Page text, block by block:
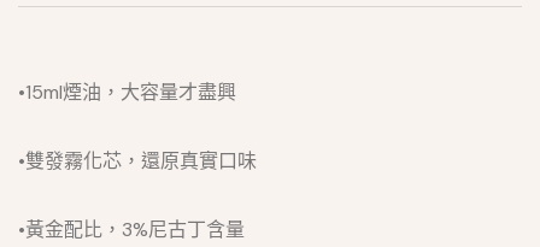
•15ml煙油，大容量才盡興
•雙發霧化芯，還原真實口味
•黃金配比，3%尼古丁含量